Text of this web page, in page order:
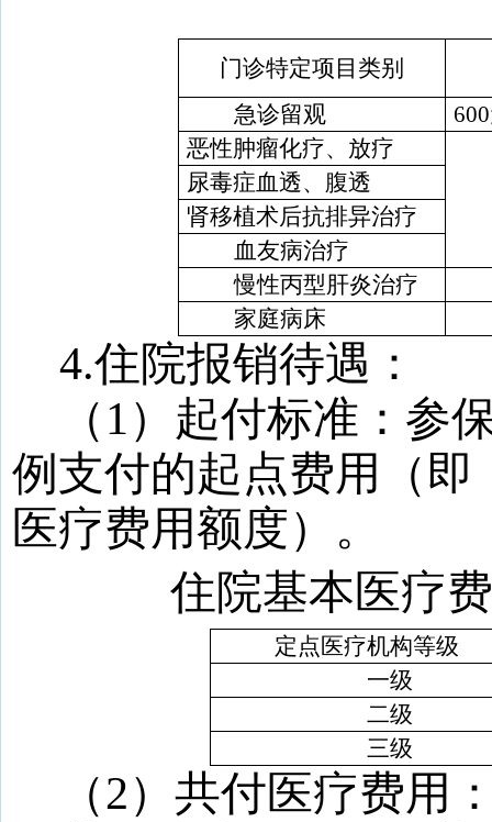
门诊特定项目类别
急诊留观
600
恶性肿瘤化疗、放疗
尿毒症血透、腹透
肾移植术后抗排异治疗
血友病治疗
慢性丙型肝炎治疗
家庭病床
4.住院报销待遇：
（1）起付标准：参
例支付的起点费用（
医疗费用额度）。
住院基本医疗
定点医疗机构等级
一级
二级
三级
（2）共付医疗费用